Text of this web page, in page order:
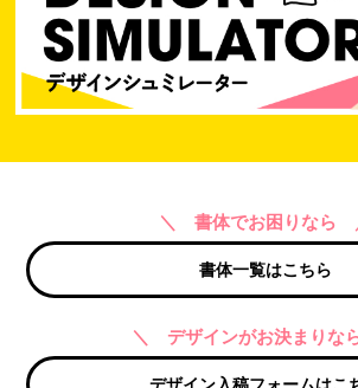
＼ 書体でお困りなら
書体一覧はこちら
＼ デザインがお決まりな
デザイン入稿フォームはこ